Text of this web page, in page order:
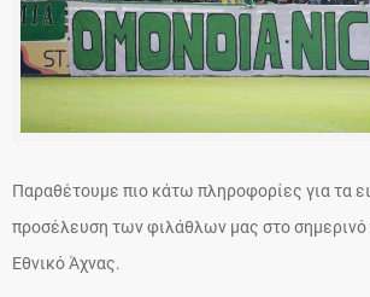
Παραθέτουμε πιο κάτω πληροφορίες για τα
προσέλευση των φιλάθλων μας στο σημερινό
Εθνικό Άχνας.